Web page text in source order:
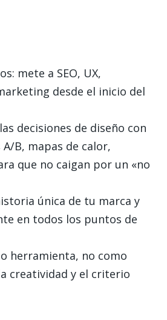
mete a SEO, UX,
desde el inicio del
decisiones de diseño con
B, mapas de calor,
que no caigan por un «no
única de tu marca y
en todos los puntos de
herramienta, no como
creatividad y el criterio